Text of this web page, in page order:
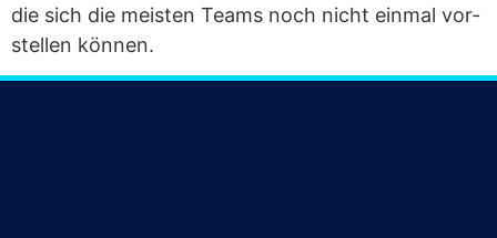
die sich die meis­ten Teams noch nicht ein­mal vor­
stel­len können.